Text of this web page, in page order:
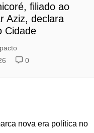
filiado ao
Aziz, declara
Cidade
0